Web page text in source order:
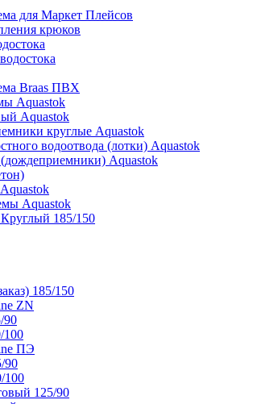
для Маркет Плейсов
крюков
Braas ПВХ
Aquastok
Aquastok
круглые Aquastok
водоотвода (лотки) Aquastok
Aquastok
Aquastok
185/150
185/150
ZN
90
100
ПЭ
90
100
125/90